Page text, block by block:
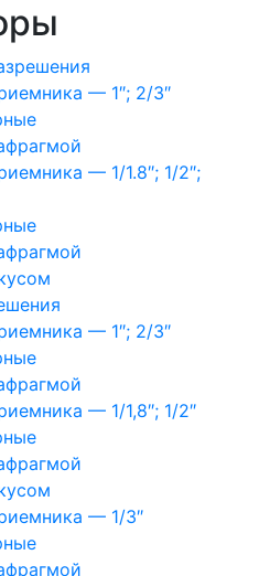
— 1″; 2/3″
— 1/1.8″; 1/2″;
— 1″; 2/3″
— 1/1,8″; 1/2″
— 1/3″